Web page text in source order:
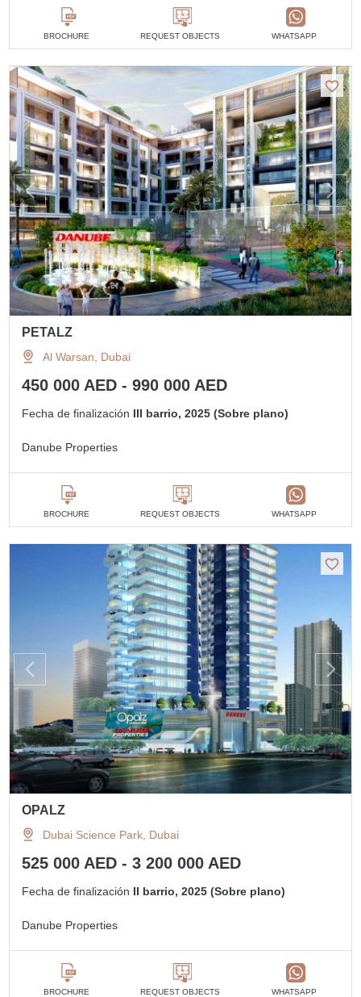
BROCHURE REQUEST OBJECTS WHATSAPP
PETALZ
Al Warsan, Dubai
450 000 AED - 990 000 AED
Fecha de finalización III barrio, 2025 (Sobre plano)
Danube Properties
BROCHURE REQUEST OBJECTS WHATSAPP
OPALZ
Dubai Science Park, Dubai
525 000 AED - 3 200 000 AED
Fecha de finalización II barrio, 2025 (Sobre plano)
Danube Properties
BROCHURE REQUEST OBJECTS WHATSAPP